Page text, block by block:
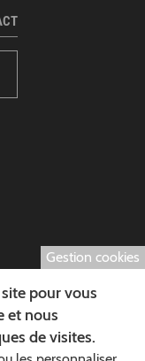
Gestion cookies
pour vous
et nous
de visites.